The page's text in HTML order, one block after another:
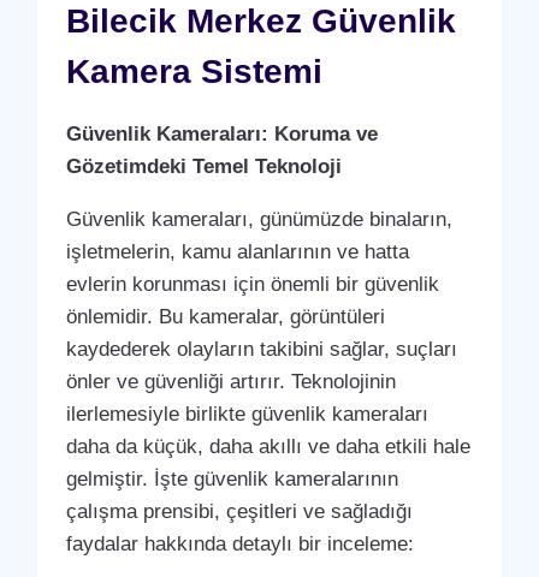
Bilecik Merkez Güvenlik
Kamera Sistemi
Güvenlik Kameraları: Koruma ve
Gözetimdeki Temel Teknoloji
Güvenlik kameraları, günümüzde binaların,
işletmelerin, kamu alanlarının ve hatta
evlerin korunması için önemli bir güvenlik
önlemidir. Bu kameralar, görüntüleri
kaydederek olayların takibini sağlar, suçları
önler ve güvenliği artırır. Teknolojinin
ilerlemesiyle birlikte güvenlik kameraları
daha da küçük, daha akıllı ve daha etkili hale
gelmiştir. İşte güvenlik kameralarının
çalışma prensibi, çeşitleri ve sağladığı
faydalar hakkında detaylı bir inceleme: